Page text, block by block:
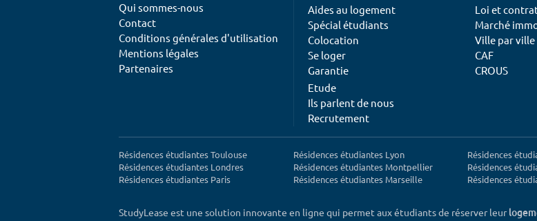
Qui sommes-nous
Contact
Conditions générales d'utilisation
Mentions légales
Partenaires
Aides au logement
Spécial étudiants
Colocation
Se loger
Garantie
Loi et
Marché
Ville par ville
CAF
CROUS
Etude
Ils parlent de nous
Recrutement
Résidences étudiantes Toulouse
Résidences étudiantes Londres
Résidences étudiantes Paris
Résidences étudiantes Lyon
Résidences étudiantes Montpellier
Résidences étudiantes Marseille
Résidences
Résidences
Résidences
StudyLease est une solution innovante en ligne qui permet aux étudiants de réserver leur